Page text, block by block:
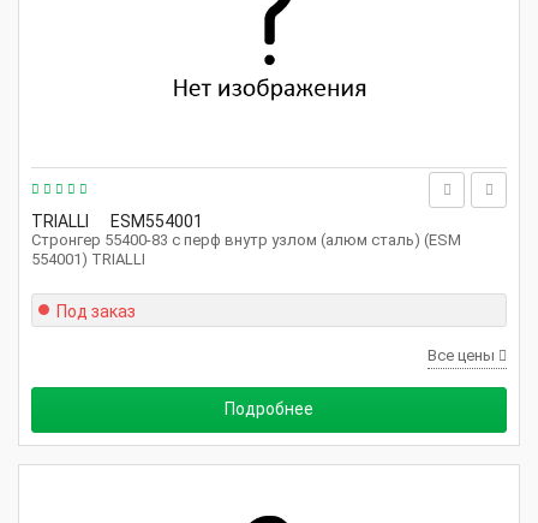
TRIALLI ESM554001
Стронгер 55400-83 с перф внутр узлом (алюм сталь) (ESM
554001) TRIALLI
Под заказ
Все цены
Подробнее